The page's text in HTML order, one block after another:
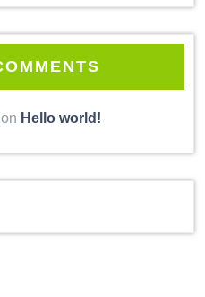
on Hello world!